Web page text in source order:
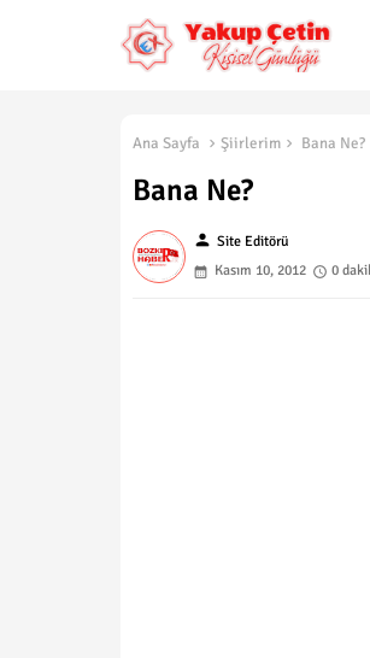
Ana Sayfa Şiirlerim Bana Ne?
Bana Ne?
person Site Editörü
Kasım 10, 2012
0